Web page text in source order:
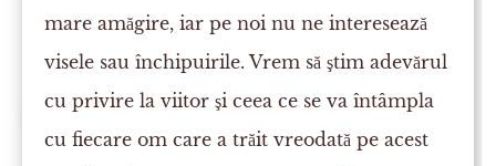
mare amăgire, iar pe noi nu ne interesează
visele sau închipuirile. Vrem să ştim adevărul
cu privire la viitor şi ceea ce se va întâmpla
cu fiecare om care a trăit vreodată pe acest